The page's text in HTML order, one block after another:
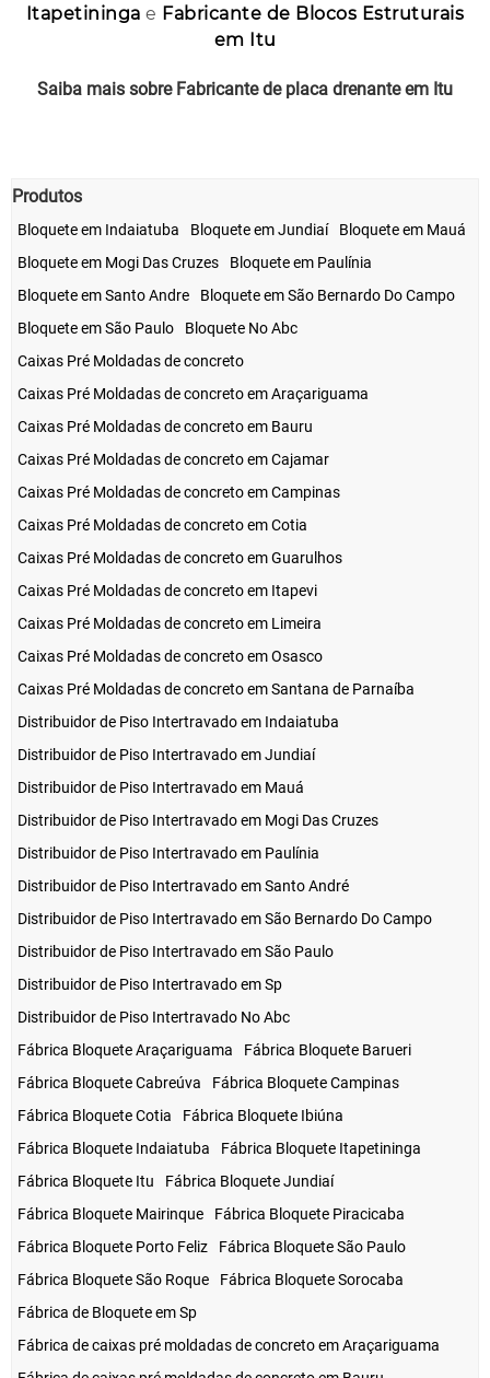
Itapetininga e Fabricante de Blocos Estruturais
em Itu
Saiba mais sobre Fabricante de placa drenante em Itu
Produtos
Bloquete em Indaiatuba Bloquete em Jundiaí
Bloquete em Mauá
Bloquete em Mogi Das Cruzes
Bloquete em Paulínia
Bloquete em Santo Andre
Bloquete em São Bernardo Do Campo
Bloquete em São Paulo
Bloquete No Abc
Caixas Pré Moldadas de concreto
Caixas Pré Moldadas de concreto em Araçariguama
Caixas Pré Moldadas de concreto em Bauru
Caixas Pré Moldadas de concreto em Cajamar
Caixas Pré Moldadas de concreto em Campinas
Caixas Pré Moldadas de concreto em Cotia
Caixas Pré Moldadas de concreto em Guarulhos
Caixas Pré Moldadas de concreto em Itapevi
Caixas Pré Moldadas de concreto em Limeira
Caixas Pré Moldadas de concreto em Osasco
Caixas Pré Moldadas de concreto em Santana de Parnaíba
Distribuidor de Piso Intertravado em Indaiatuba
Distribuidor de Piso Intertravado em Jundiaí
Distribuidor de Piso Intertravado em Mauá
Distribuidor de Piso Intertravado em Mogi Das Cruzes
Distribuidor de Piso Intertravado em Paulínia
Distribuidor de Piso Intertravado em Santo André
Distribuidor de Piso Intertravado em São Bernardo Do Campo
Distribuidor de Piso Intertravado em São Paulo
Distribuidor de Piso Intertravado em Sp
Distribuidor de Piso Intertravado No Abc
Fábrica Bloquete Araçariguama
Fábrica Bloquete Barueri
Fábrica Bloquete Cabreúva
Fábrica Bloquete Campinas
Fábrica Bloquete Cotia
Fábrica Bloquete Ibiúna
Fábrica Bloquete Indaiatuba
Fábrica Bloquete Itapetininga
Fábrica Bloquete Itu
Fábrica Bloquete Jundiaí
Fábrica Bloquete Mairinque
Fábrica Bloquete Piracicaba
Fábrica Bloquete Porto Feliz
Fábrica Bloquete São Paulo
Fábrica Bloquete São Roque
Fábrica Bloquete Sorocaba
Fábrica de Bloquete em Sp
Fábrica de caixas pré moldadas de concreto em Araçariguama